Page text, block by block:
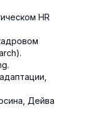
HR
Дейва